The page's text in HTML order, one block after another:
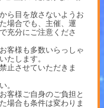
ら目を放さないようお
場合でも、主催、運
充分にご注意くださ
客様も多数いらっしゃ
たします。
止させていただきま
。
客様ご自身のご負担と
場合も条件は変わりま